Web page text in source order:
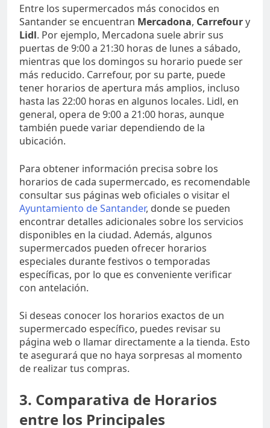
Entre los supermercados más conocidos en
Santander se encuentran Mercadona, Carrefoury
Lidl. Por ejemplo, Mercadona suele abrir sus
puertas de 9:00 a 21:30 horas de lunes a sábado,
mientras que los domingos su horario puede ser
más reducido. Carrefour, por su parte, puede
tener horarios de apertura más amplios, incluso
hasta las 22:00 horas en algunos locales. Lidl, en
general, opera de 9:00 a 21:00 horas, aunque
también puede variar dependiendo de la
ubicación.
Para obtener información precisa sobre los
horarios de cada supermercado, es recomendable
consultar sus páginas web oficiales o visitar el
Ayuntamiento de Santander, donde se pueden
encontrar detalles adicionales sobre los servicios
disponibles en la ciudad. Además, algunos
supermercados pueden ofrecer horarios
especiales durante festivos o temporadas
específicas, por lo que es conveniente verificar
con antelación.
Si deseas conocer los horarios exactos de un
supermercado específico, puedes revisar su
página web o llamar directamente a la tienda. Esto
te asegurará que no haya sorpresas al momento
de realizar tus compras.
3. Comparativa de Horarios
entre los Principales